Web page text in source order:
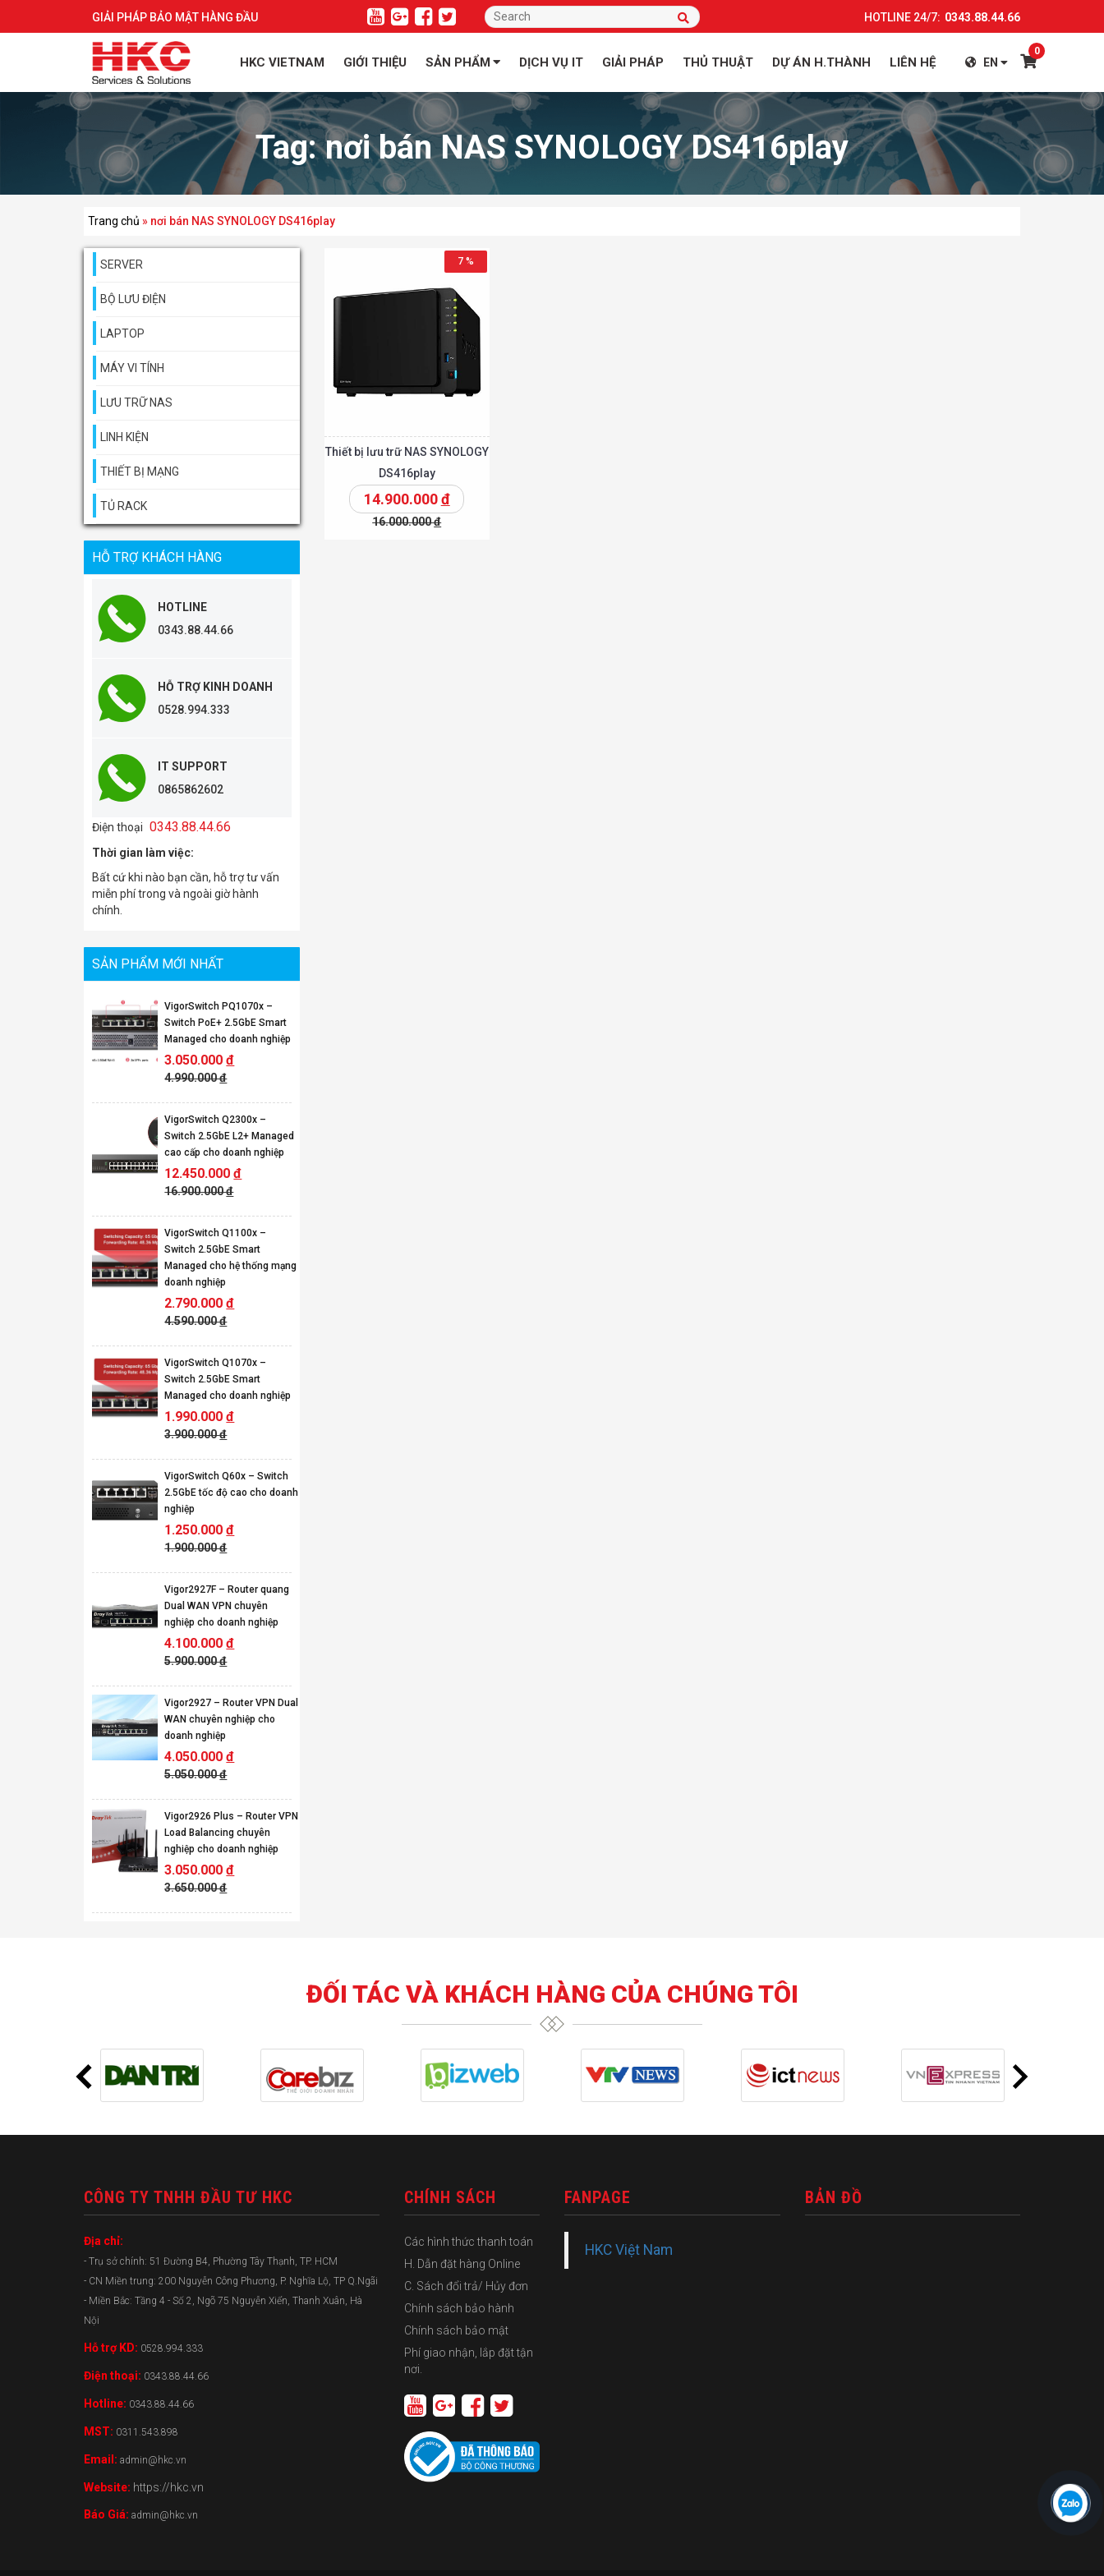
GIẢI PHÁP BẢO MẬT HÀNG ĐẦU HOTLINE 24/7: 0343.88.44.66
HKC VIETNAM GIỚI THIỆU SẢN PHẨM DỊCH VỤ IT GIẢI PHÁP THỦ THUẬT DỰ ÁN H.THÀNH LIÊN HỆ EN
0
Tag:nơi bán NAS SYNOLOGY DS416play
Trang chủ » nơi bán NAS SYNOLOGY DS416play
SERVER
BỘ LƯU ĐIỆN
LAPTOP
MÁY VI TÍNH
LƯU TRỮ NAS
LINH KIỆN
THIẾT BỊ MẠNG
TỦ RACK
HỖ TRỢ KHÁCH HÀNG
HOTLINE
0343.88.44.66
HỖ TRỢ KINH DOANH
0528.994.333
IT SUPPORT
0865862602
Điện thoại 0343.88.44.66
Thời gian làm việc:
Bất cứ khi nào bạn cần, hỗ trợ tư vấn
miễn phí trong và ngoài giờ hành
chính.
SẢN PHẨM MỚI NHẤT
VigorSwitch PQ1070x –
Switch PoE+ 2.5GbE Smart
Managed cho doanh nghiệp
3.050.000đ
4.990.000đ
VigorSwitch Q2300x –
Switch 2.5GbE L2+ Managed
cao cấp cho doanh nghiệp
12.450.000đ
16.900.000đ
VigorSwitch Q1100x –
Switch 2.5GbE Smart
Managed cho hệ thống mạng
doanh nghiệp
2.790.000đ
4.590.000đ
VigorSwitch Q1070x –
Switch 2.5GbE Smart
Managed cho doanh nghiệp
1.990.000đ
3.900.000đ
VigorSwitch Q60x – Switch
2.5GbE tốc độ cao cho doanh
nghiệp
1.250.000đ
1.900.000đ
Vigor2927F – Router quang
Dual WAN VPN chuyên
nghiệp cho doanh nghiệp
4.100.000đ
5.900.000đ
Vigor2927 – Router VPN Dual
WAN chuyên nghiệp cho
doanh nghiệp
4.050.000đ
5.050.000đ
Vigor2926 Plus – Router VPN
Load Balancing chuyên
nghiệp cho doanh nghiệp
3.050.000đ
3.650.000đ
7 %
Thêm vào giỏ
Thiết bị lưu trữ NAS SYNOLOGY
DS416play
14.900.000đ
16.000.000đ
ĐỐI TÁC VÀ KHÁCH HÀNG CỦA CHÚNG TÔI
CÔNG TY TNHH ĐẦU TƯ HKC
Địa chỉ:
- Trụ sở chính: 51 Đường B4, Phường Tây Thạnh, TP. HCM
- CN Miền trung: 200 Nguyễn Công Phương, P. Nghĩa Lộ, TP Q.Ngãi
- Miền Bắc: Tầng 4 - Số 2, Ngõ 75 Nguyễn Xiển, Thanh Xuân, Hà
Nội
Hỗ trợ KD: 0528.994.333
Điện thoại: 0343.88.44.66
Hotline: 0343.88.44.66
MST: 0311.543.898
Email: admin@hkc.vn
Website: https://hkc.vn
Báo Giá: admin@hkc.vn
CHÍNH SÁCH
Các hình thức thanh toán
H. Dẫn đặt hàng Online
C. Sách đổi trả/ Hủy đơn
Chính sách bảo hành
Chính sách bảo mật
Phí giao nhận, lắp đặt tận
nơi.
FANPAGE
HKC Việt Nam
BẢN ĐỒ